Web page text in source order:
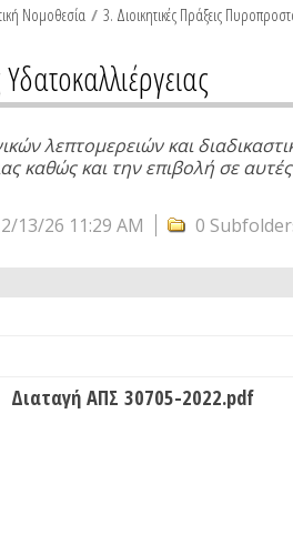
Νομοθεσία / 3. Διοικητικές Πράξεις
λεπτομερειών και
καθώς και την επιβολή σε
13/26 11:29 AM 0
Διαταγή ΑΠΣ 30705-2022.pdf